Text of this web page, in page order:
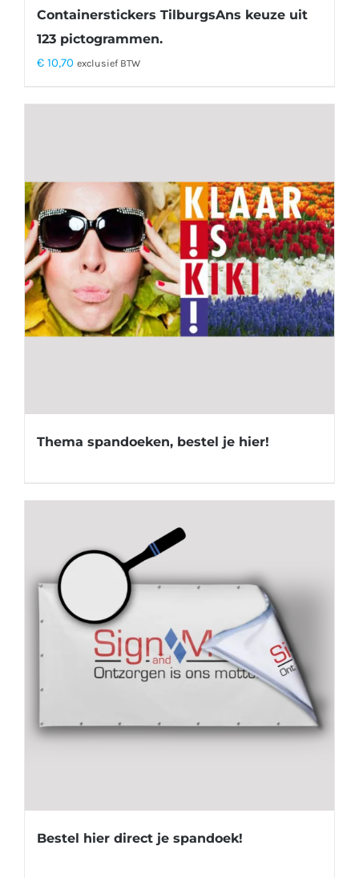
Containerstickers TilburgsAns keuze uit
123 pictogrammen.
€ 10,70 exclusief BTW
Thema spandoeken, bestel je hier!
Bestel hier direct je spandoek!